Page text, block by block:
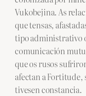
Vukobejina. As
que tensas,
tipo administrativo
comunicación
que os rusos
afectan a Fortitude,
tivesen constancia.